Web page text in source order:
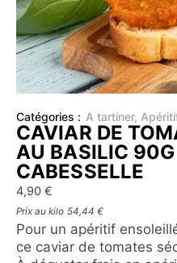
Catégories : A tartiner,
CAVIAR DE
AU BASILIC
CABESSELLE
4,90 €
Prix au kilo 54,44 €
Pour un apéritif
ce caviar de tomates